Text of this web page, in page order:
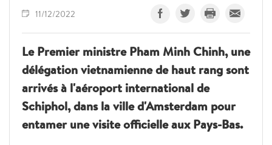
11/12/2022
Le Premier ministre Pham Minh Chinh, une
délégation vietnamienne de haut rang sont
arrivés à l'aéroport international de
Schiphol, dans la ville d'Amsterdam pour
entamer une visite officielle aux Pays-Bas.